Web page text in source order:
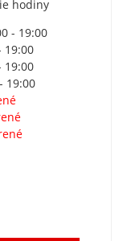
hodiny
- 19:00
19:00
19:00
19:00